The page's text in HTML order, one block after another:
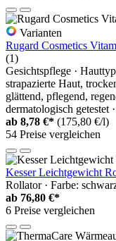
Varianten
Rugard Cosmetics
(1)
Gesichtspflege ·
strapazierte Haut,
glättend, pflegend,
dermatologisch getestet
ab 8,78 €* (175,80 €/l)
54 Preise vergleichen
Kesser Leichtgewicht
Rollator · Farbe:
ab 76,80 €*
6 Preise vergleichen